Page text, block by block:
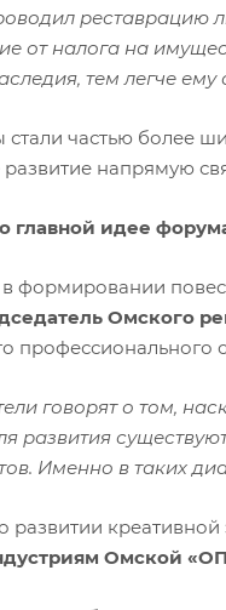
реставрацию
от налога на
тем легче ему
стали частью более
напрямую
главной идее
формировании
Омского
профессионального
говорят о том,
развития
Именно в таких
Омской